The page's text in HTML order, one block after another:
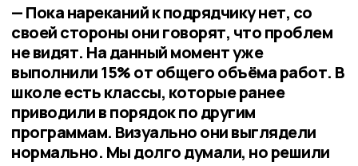
— Пока нареканий к подрядчику нет, со
своей стороны они говорят, что проблем
не видят. На данный момент уже
выполнили 15% от общего объёма работ. В
школе есть классы, которые ранее
приводили в порядок по другим
программам. Визуально они выглядели
нормально. Мы долго думали, но решили